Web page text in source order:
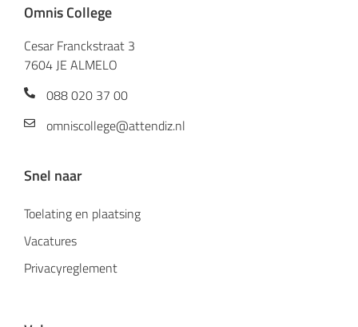
Omnis College
Cesar Franckstraat 3
7604 JE ALMELO
088 020 37 00
omniscollege@attendiz.nl
Snel naar
Toelating en plaatsing
Vacatures
Privacyreglement